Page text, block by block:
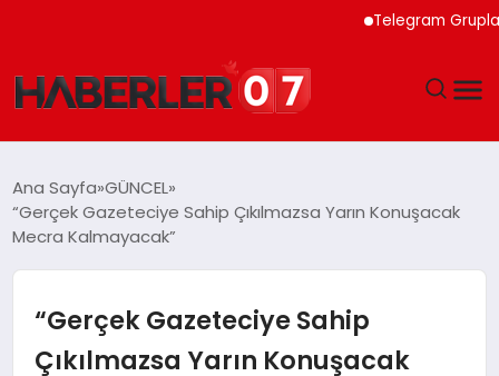
Telegram Grupları
EKONOMI
Ana Sayfa GÜNCEL
“Gerçek Gazeteciye Sahip Çıkılmazsa Yarın Konuşacak
Mecra Kalmayacak”
“Gerçek Gazeteciye Sahip
Çıkılmazsa Yarın Konuşacak